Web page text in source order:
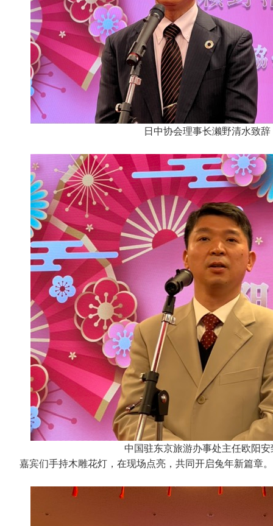
日中协会理事长濑野清水致辞
中国驻东京旅游办事处主任欧阳安
嘉宾们手持木雕花灯，在现场点亮，共同开启兔年新篇章。